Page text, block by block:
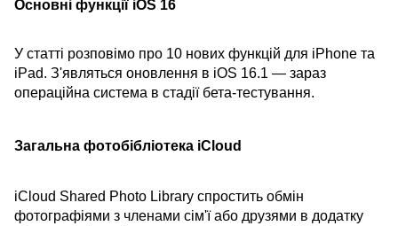
Основні функції iOS 16
У статті розповімо про 10 нових функцій для iPhone та
iPad. З'являться оновлення в iOS 16.1 — зараз
операційна система в стадії бета-тестування.
Загальна фотобібліотека iCloud
iCloud Shared Photo Library спростить обмін
фотографіями з членами сім'ї або друзями в додатку